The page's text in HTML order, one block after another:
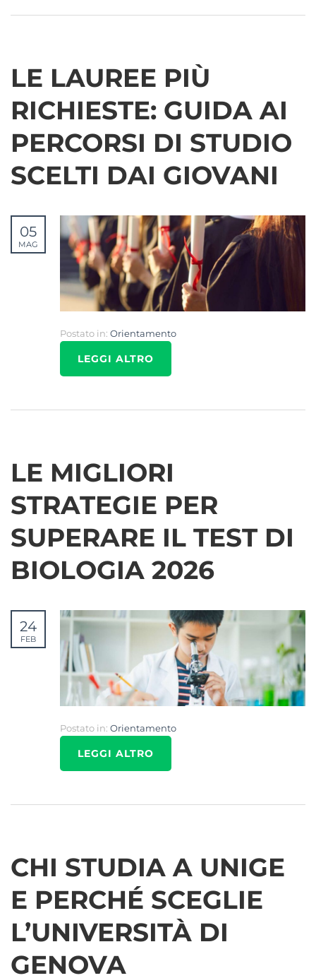
LE LAUREE PIÙ
RICHIESTE: GUIDA AI
PERCORSI DI STUDIO
SCELTI DAI GIOVANI
05
MAG
Postato in: Orientamento
LEGGI ALTRO
LE MIGLIORI
STRATEGIE PER
SUPERARE IL TEST DI
BIOLOGIA 2026
24
FEB
Postato in: Orientamento
LEGGI ALTRO
CHI STUDIA A UNIGE
E PERCHÉ SCEGLIE
L’UNIVERSITÀ DI
GENOVA